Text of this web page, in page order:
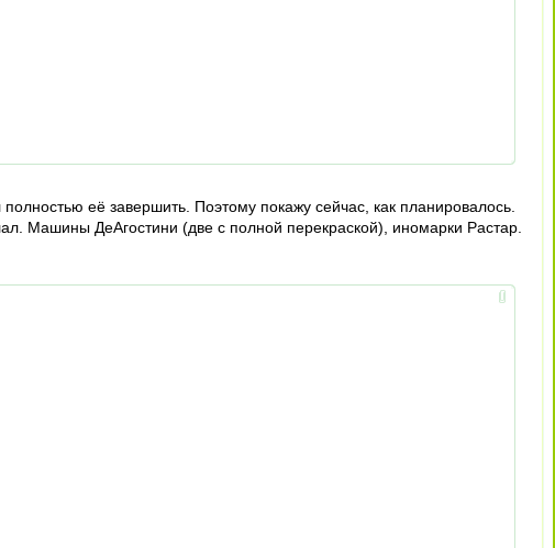
её завершить. Поэтому покажу сейчас, как планировалось.
Машины ДеАгостини (две с полной перекраской), иномарки Растар.